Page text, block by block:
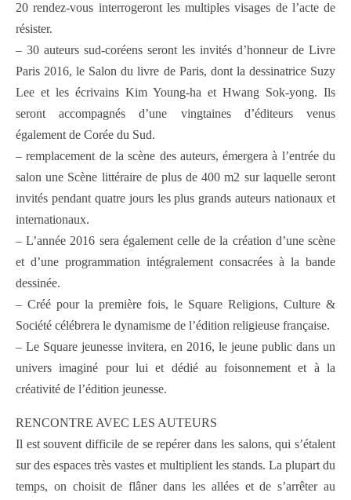
20 rendez-vous interrogeront les multiples visages de l’acte de
résister.
– 30 auteurs sud-coréens seront les invités d’honneur de Livre
Paris 2016, le Salon du livre de Paris, dont la dessinatrice Suzy
Lee et les écrivains Kim Young-ha et Hwang Sok-yong. Ils
seront accompagnés d’une vingtaines d’éditeurs venus
également de Corée du Sud.
– remplacement de la scène des auteurs, émergera à l’entrée du
salon une Scène littéraire de plus de 400 m2 sur laquelle seront
invités pendant quatre jours les plus grands auteurs nationaux et
internationaux.
– L’année 2016 sera également celle de la création d’une scène
et d’une programmation intégralement consacrées à la bande
dessinée.
– Créé pour la première fois, le Square Religions, Culture &
Société célébrera le dynamisme de l’édition religieuse française.
– Le Square jeunesse invitera, en 2016, le jeune public dans un
univers imaginé pour lui et dédié au foisonnement et à la
créativité de l’édition jeunesse.
RENCONTRE AVEC LES AUTEURS
Il est souvent difficile de se repérer dans les salons, qui s’étalent
sur des espaces très vastes et multiplient les stands. La plupart du
temps, on choisit de flâner dans les allées et de s’arrêter au